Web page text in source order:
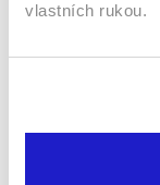
vlastních rukou.
Sledovat